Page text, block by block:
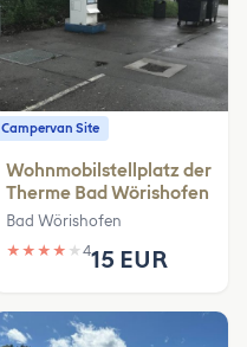
Campervan Site
Wohnmobilstellplatz der
Therme Bad Wörishofen
Bad Wörishofen
★ ★ ★ ★ ★ 415 EUR